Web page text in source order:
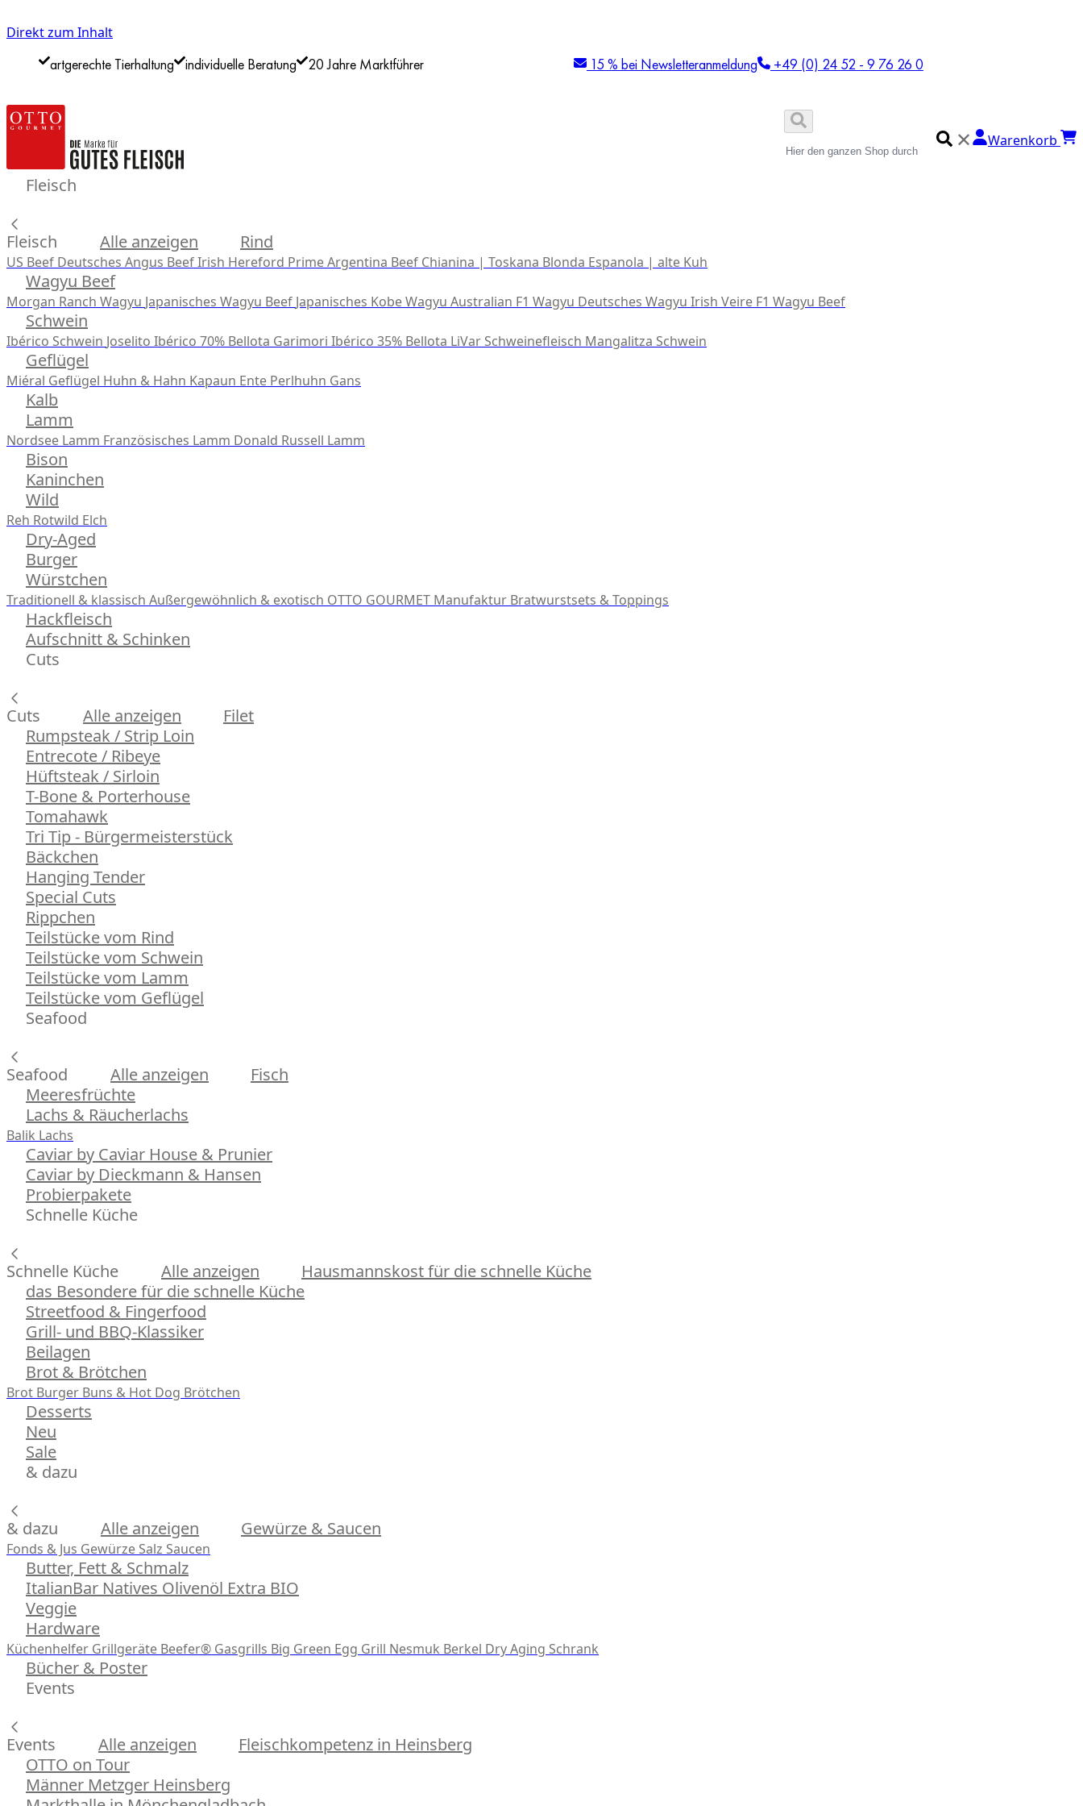
Direkt zum Inhalt
artgerechte Tierhaltung individuelle Beratung 20 Jahre Marktführer 15 % bei Newsletteranmeldung +49 (0) 24 52 - 9 76 26 0
✕ Warenkorb
Fleisch
Fleisch Alle anzeigen Rind
US Beef Deutsches Angus BeefIrish Hereford PrimeArgentina Beef Chianina | Toskana Blonda Espanola | alte Kuh
Wagyu Beef
Morgan Ranch Wagyu Japanisches Wagyu Beef Japanisches Kobe Wagyu Australian F1 Wagyu Deutsches Wagyu Irish Veire F1 Wagyu Beef
Schwein
Ibérico Schwein Joselito Ibérico 70% Bellota Garimori Ibérico 35% Bellota LiVar Schweinefleisch Mangalitza Schwein
Geflügel
Miéral Geflügel Huhn & Hahn Kapaun Ente Perlhuhn Gans
Kalb
Lamm
Nordsee Lamm Französisches Lamm Donald Russell Lamm
Bison
Kaninchen
Wild
Reh Rotwild Elch
Dry-Aged
Burger
Würstchen
Traditionell & klassisch Außergewöhnlich & exotisch OTTO GOURMET Manufaktur Bratwurstsets & Toppings
Hackfleisch
Aufschnitt & Schinken
Cuts
Cuts Alle anzeigen
Filet
Rumpsteak / Strip Loin
Entrecote / Ribeye
Hüftsteak / Sirloin
T-Bone & Porterhouse
Tomahawk
Tri Tip - Bürgermeisterstück
Bäckchen
Hanging Tender
Special Cuts
Rippchen
Teilstücke vom Rind
Teilstücke vom Schwein
Teilstücke vom Lamm
Teilstücke vom Geflügel
Seafood
Seafood Alle anzeigen
Fisch
Meeresfrüchte
Lachs & Räucherlachs
Balik Lachs
Caviar by Caviar House & Prunier
Caviar by Dieckmann & Hansen
Probierpakete
Schnelle Küche
Schnelle Küche Alle anzeigen
Hausmannskost für die schnelle Küche
das Besondere für die schnelle Küche
Streetfood & Fingerfood
Grill- und BBQ-Klassiker
Beilagen
Brot & Brötchen
Brot Burger Buns & Hot Dog Brötchen
Desserts
Neu
Sale
& dazu
& dazu Alle anzeigen Gewürze & Saucen
Fonds & Jus Gewürze Salz Saucen
Butter, Fett & Schmalz
ItalianBar Natives Olivenöl Extra BIO
Veggie
Hardware
Küchenhelfer Grillgeräte Beefer® Gasgrills Big Green Egg Grill Nesmuk Berkel Dry Aging Schrank
Bücher & Poster
Events
Events Alle anzeigen
Fleischkompetenz in Heinsberg
OTTO on Tour
Männer Metzger Heinsberg